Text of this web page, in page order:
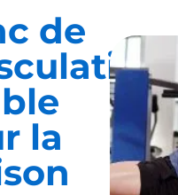
de
la